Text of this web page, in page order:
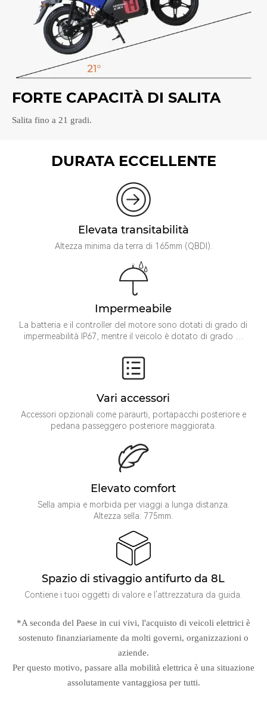
FORTE CAPACITÀ DI SALITA
Salita fino a 21 gradi.
DURATA ECCELLENTE
Elevata transitabilità
Altezza minima da terra di 165mm (QBDl).
Impermeabile
La batteria e il controller del motore sono dotati di grado di
impermeabilità IP67, mentre il veicolo è dotato di grado di
Vari accessori
Accessori opzionali come paraurti, portapacchi posteriore e
pedana passeggero posteriore maggiorata.
Elevato comfort
Sella ampia e morbida per viaggi a lunga distanza.
Altezza sella: 775mm.
Spazio di stivaggio antifurto da 8L
Contiene i tuoi oggetti di valore e l'attrezzatura da guida.
*A seconda del Paese in cui vivi, l'acquisto di veicoli elettrici è
sostenuto finanziariamente da molti governi, organizzazioni o
aziende.
Per questo motivo, passare alla mobilità elettrica è una situazione
assolutamente vantaggiosa per tutti.